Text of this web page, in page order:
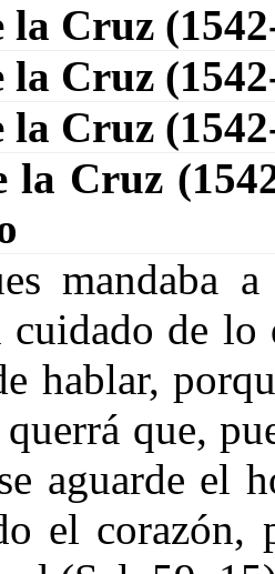
la Cruz
la Cruz
la Cruz
la Cruz
mandaba
cuidado de
hablar,
que,
aguarde el
el corazón,